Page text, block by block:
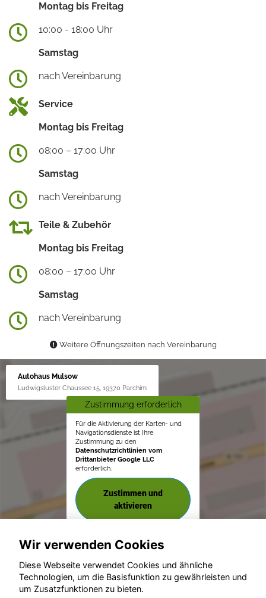
Montag bis Freitag
10:00 - 18:00 Uhr
Samstag
nach Vereinbarung
Service
Montag bis Freitag
08:00 – 17:00 Uhr
Samstag
nach Vereinbarung
Teile & Zubehör
Montag bis Freitag
08:00 – 17:00 Uhr
Samstag
nach Vereinbarung
Weitere Öffnungszeiten nach Vereinbarung
Autohaus Mulsow
Ludwigsluster Chaussee 15, 19370 Parchim
Zustimmung erforderlich
Für die Aktivierung der Karten- und
Navigationsdienste ist Ihre
Zustimmung zu den
Datenschutzrichtlinien vom
Drittanbieter Google LLC
erforderlich.
Zustimmen und
aktivieren
© konjunkturmotor.de GmbH 2020 - 2026
Wir verwenden Cookies
Diese Webseite verwendet Cookies und ähnliche
Technologien, um die Basisfunktion zu gewährleisten und
um Zusatzfunktionen zu bieten.